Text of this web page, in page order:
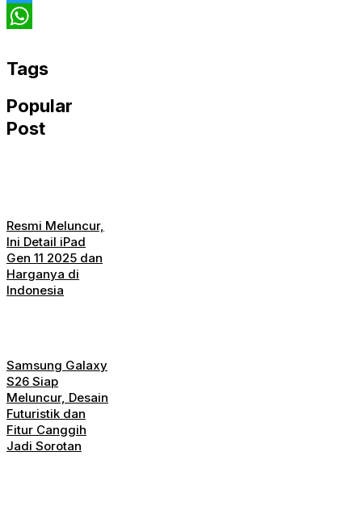
Twitter
Tags
Popular
Post
Resmi Meluncur,
Ini Detail iPad
Gen 11 2025 dan
Harganya di
Indonesia
Samsung Galaxy
S26 Siap
Meluncur, Desain
Futuristik dan
Fitur Canggih
Jadi Sorotan